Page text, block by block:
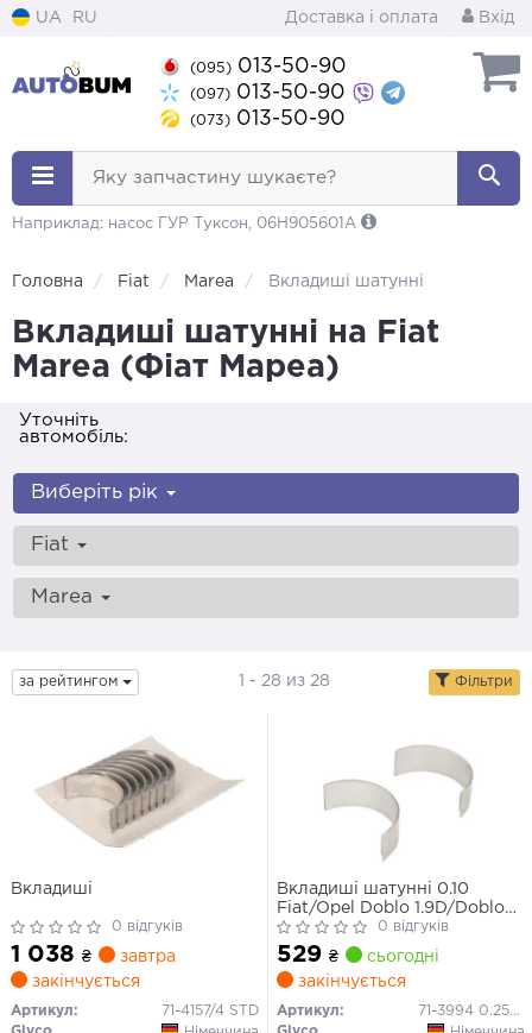
UA RU Доставка і оплата Вхід
(095) 013-50-90
(097) 013-50-90
(073) 013-50-90
Яку запчастину шукаєте?
Наприклад: насос ГУР Туксон, 06H905601A
Головна Fiat Marea Вкладиші шатунні
Вкладиші шатунні на Fiat
Marea (Фіат Мареа)
Уточніть
автомобіль:
Виберіть рік
Fiat
Marea
за рейтингом 1 - 28 из 28 Фільтри
Вкладиші
0 відгуків
1 038 ₴
завтра
закінчується
Артикул:
71-4157/4 STD
Вкладиші шатунні 0.10
Fiat/Opel Doblo 1.9D/Doblo
1.9JTD/Astra,Vectra 1.9
CDTI/223 A6.000/7.000
0 відгуків
529 ₴
сьогодні
закінчується
Артикул:
71-3994 0.25MM